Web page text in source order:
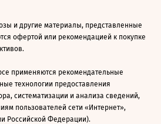
и другие материалы, представленные
офертой или рекомендацией к покупке
применяются рекомендательные
технологии предоставления
систематизации и анализа сведений,
пользователей сети «Интернет»,
Российской Федерации).